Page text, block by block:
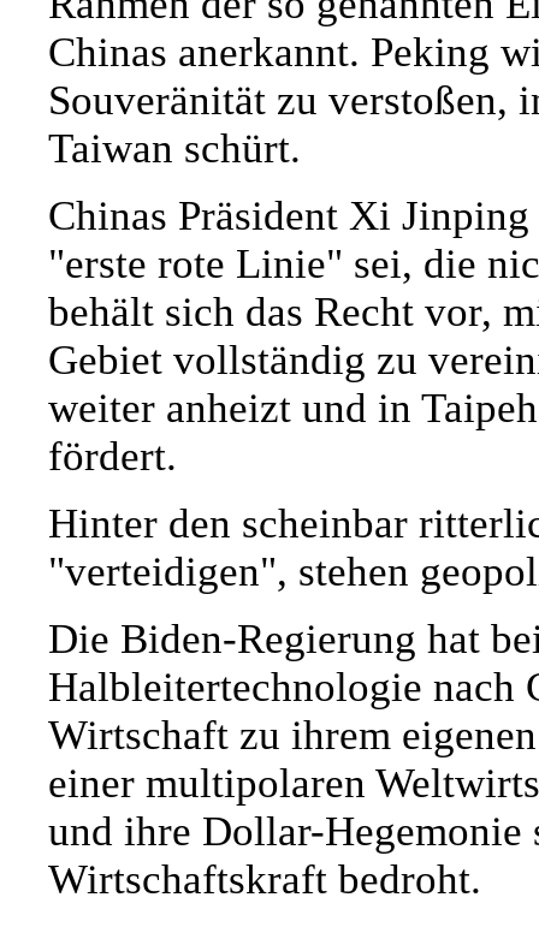
Chinas anerkannt. Peking
Souveränität zu verstoßen,
Taiwan schürt.
Chinas Präsident Xi
"erste rote Linie" sei, die
behält sich das Recht vor,
Gebiet vollständig zu
weiter anheizt und in
fördert.
Hinter den scheinbar
"verteidigen", stehen
Die Biden-Regierung hat
Halbleitertechnologie nach
Wirtschaft zu ihrem
einer multipolaren
und ihre Dollar-Hegemonie
Wirtschaftskraft bedroht.